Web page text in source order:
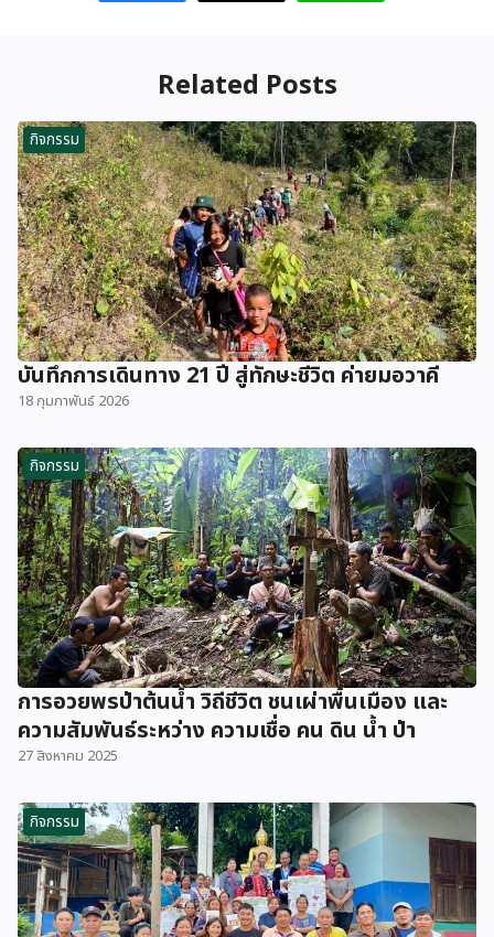
Related Posts
กิจกรรม
บันทึกการเดินทาง 21 ปี สู่ทักษะชีวิต ค่ายมอวาคี
18 กุมภาพันธ์ 2026
กิจกรรม
การอวยพรป่าต้นน้ำ วิถีชีวิต ชนเผ่าพื้นเมือง และ
ความสัมพันธ์ระหว่าง ความเชื่อ คน ดิน น้ำ ป่า
27 สิงหาคม 2025
กิจกรรม